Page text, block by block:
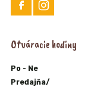
Otváracie hodiny
Po - Ne
Predajňa/